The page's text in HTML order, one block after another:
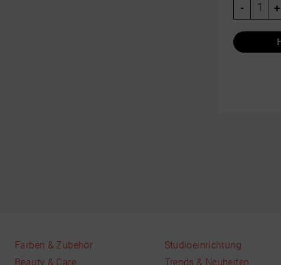
+
-
Farben & Zubehör
Beauty & Care
Studioeinrichtung
Trends & Neuheiten